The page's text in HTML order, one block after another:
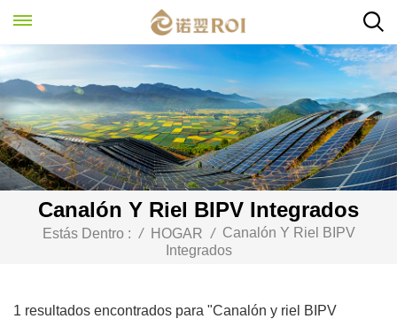
Canalón Y Riel BIPV Integrados
Estás Dentro : / HOGAR /
Canalón Y Riel BIPV
Integrados
1 resultados encontrados para "Canalón y riel BIPV